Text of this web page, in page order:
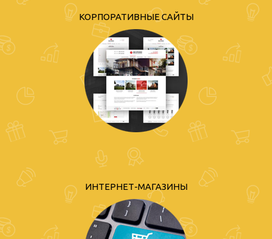
КОРПОРАТИВНЫЕ САЙТЫ
ИНТЕРНЕТ-МАГАЗИНЫ